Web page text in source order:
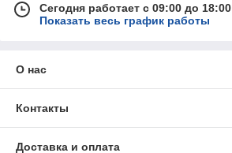
Сегодня работает с 09:00 до 18:00
Показать весь график работы
О нас
Контакты
Доставка и оплата